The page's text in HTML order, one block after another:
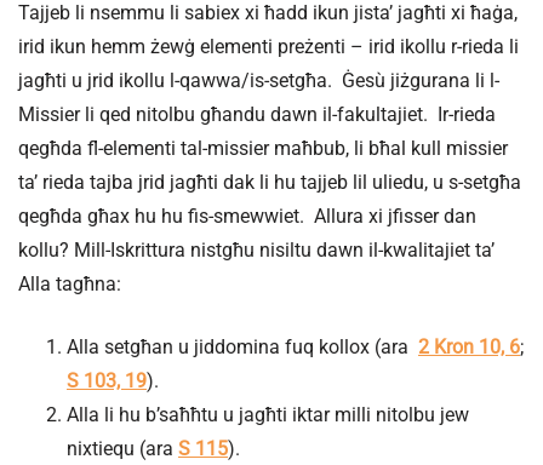
Tajjeb li nsemmu li sabiex xi ħadd ikun jista’ jagħti xi ħaġa,
irid ikun hemm żewġ elementi preżenti – irid ikollu r-rieda li
jagħti u jrid ikollu l-qawwa/is-setgħa. Ġesù jiżgurana li l-
Missier li qed nitolbu għandu dawn il-fakultajiet. Ir-rieda
qegħda fl-elementi tal-missier maħbub, li bħal kull missier
ta’ rieda tajba jrid jagħti dak li hu tajjeb lil uliedu, u s-setgħa
qegħda għax hu hu fis-smewwiet. Allura xi jfisser dan
kollu? Mill-Iskrittura nistgħu nisiltu dawn il-kwalitajiet ta’
Alla tagħna:
Alla setgħan u jiddomina fuq kollox (ara 2 Kron 10, 6;
S 103, 19).
Alla li hu b’saħħtu u jagħti iktar milli nitolbu jew
nixtiequ (ara S 115).